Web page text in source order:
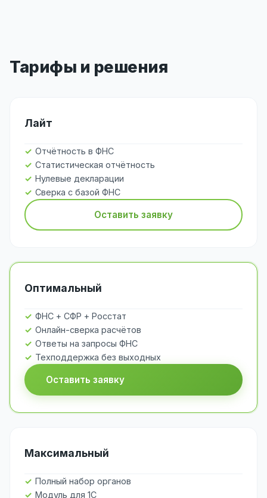
Тарифы и решения
Лайт
Отчётность в ФНС
Статистическая отчётность
Нулевые декларации
Сверка с базой ФНС
Оставить заявку
Оптимальный
ФНС + СФР + Росстат
Онлайн-сверка расчётов
Ответы на запросы ФНС
Техподдержка без выходных
Оставить заявку
Максимальный
Полный набор органов
Модуль для 1С